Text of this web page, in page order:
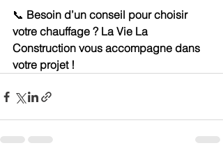
📞 Besoin d’un conseil pour choisir
votre chauffage ? La Vie La
Construction vous accompagne dans
votre projet !